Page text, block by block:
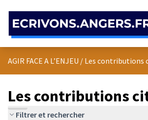
AGIR FACE A L’ENJEU / Les contributions
Les contributions
Filtrer et rechercher